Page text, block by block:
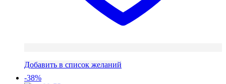
Добавить в список желаний
-38%